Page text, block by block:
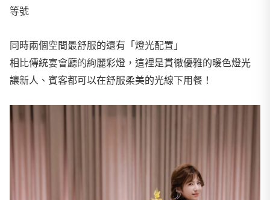
等號
同時兩個空間最舒服的還有「燈光配置」
相比傳統宴會廳的絢麗彩燈，這裡是貫徹優雅的暖色燈光
讓新人、賓客都可以在舒服柔美的光線下用餐！